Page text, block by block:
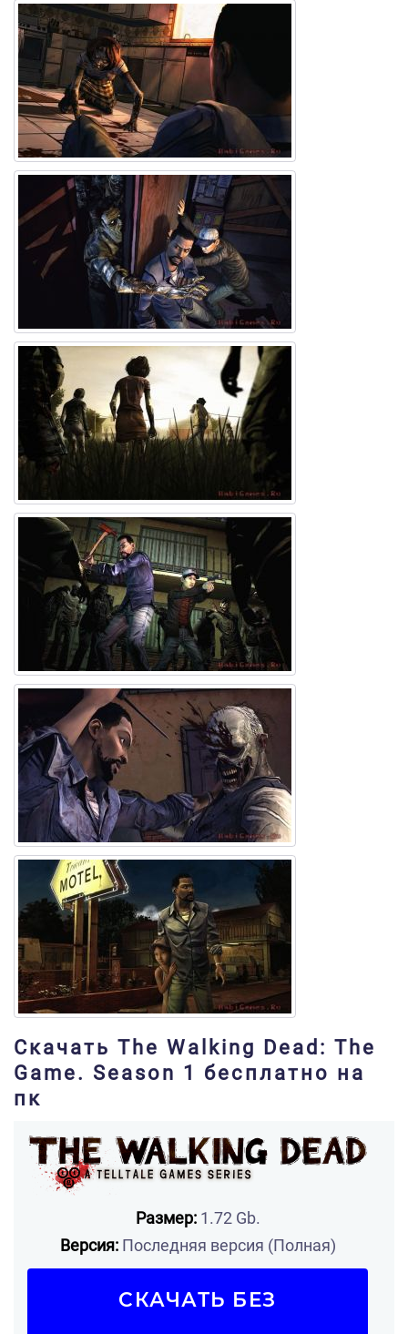
Скачать The Walking Dead: The
Game. Season 1 бесплатно на
пк
Размер:1.72 Gb.
Версия:Последняя версия (Полная)
СКАЧАТЬ БЕЗ